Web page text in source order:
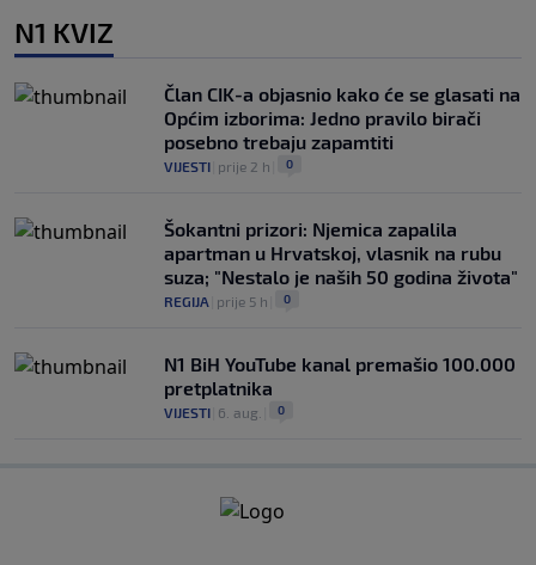
N1 KVIZ
Član CIK-a objasnio kako će se glasati na
Općim izborima: Jedno pravilo birači
posebno trebaju zapamtiti
VIJESTI prije 2 h 0
Šokantni prizori: Njemica zapalila
apartman u Hrvatskoj, vlasnik na rubu
suza; "Nestalo je naših 50 godina života"
REGIJA prije 5 h 0
N1 BiH YouTube kanal premašio 100.000
pretplatnika
VIJESTI 6. aug. 0